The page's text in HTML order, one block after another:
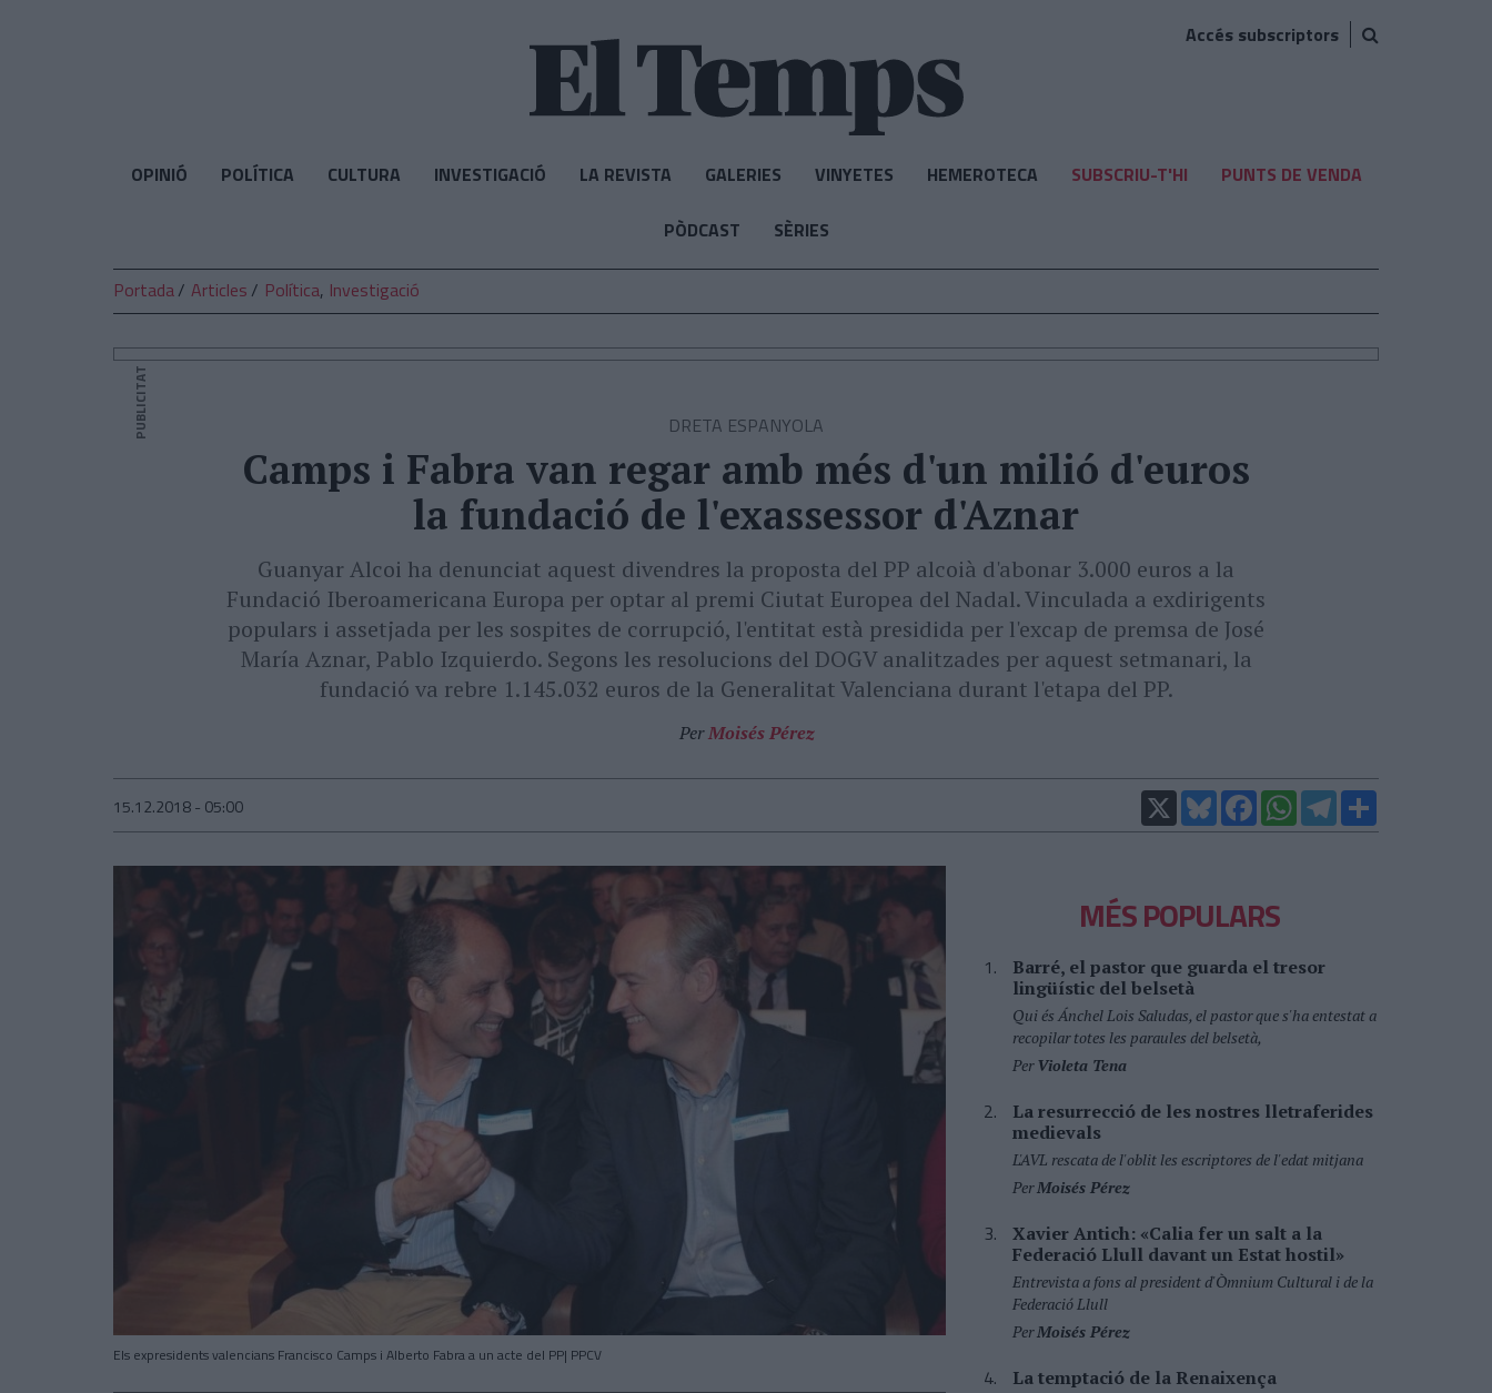
Accés subscriptors
OPINIÓ POLÍTICA CULTURA INVESTIGACIÓ LA REVISTA GALERIES VINYETES HEMEROTECA SUBSCRIU-T'HI PUNTS DE VENDA
PÒDCAST SÈRIES
Portada Articles Política, Investigació
PUBLICITAT DRETA ESPANYOLA
Camps i Fabra van regar amb més d'un milió d'euros
la fundació de l'exassessor d'Aznar
Guanyar Alcoi ha denunciat aquest divendres la proposta del PP alcoià d'abonar 3.000 euros a la
Fundació Iberoamericana Europa per optar al premi Ciutat Europea del Nadal. Vinculada a exdirigents
populars i assetjada per les sospites de corrupció, l'entitat està presidida per l'excap de premsa de José
María Aznar, Pablo Izquierdo. Segons les resolucions del DOGV analitzades per aquest setmanari, la
fundació va rebre 1.145.032 euros de la Generalitat Valenciana durant l'etapa del PP.
PerMoisés Pérez
15.12.2018 - 05:00 X BlueskyFacebookWhatsAppTelegram
Els expresidents valencians Francisco Camps i Alberto Fabra a un acte del PP| PPCV
MÉS POPULARS
Barré, el pastor que guarda el tresor
lingüístic del belsetà
Qui és Ánchel Lois Saludas, el pastor que s'ha entestat a
recopilar totes les paraules del belsetà,
PerVioleta Tena
La resurrecció de les nostres lletraferides
medievals
L'AVL rescata de l'oblit les escriptores de l'edat mitjana
PerMoisés Pérez
Xavier Antich: «Calia fer un salt a la
Federació Llull davant un Estat hostil»
Entrevista a fons al president d'Òmnium Cultural i de la
Federació Llull
PerMoisés Pérez
La temptació de la Renaixença